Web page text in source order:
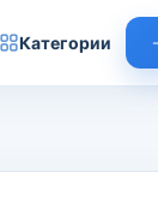
Категории